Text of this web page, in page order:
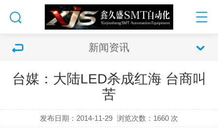
新闻资讯
台媒：大陆LED杀成红海 台商叫
苦
发布日期：2014-11-29 浏览次数： 1660 次